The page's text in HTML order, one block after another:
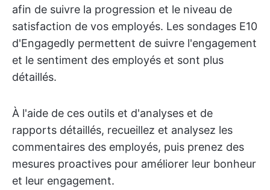
afin de suivre la progression et le niveau de
satisfaction de vos employés. Les sondages E10
d'Engagedly permettent de suivre l'engagement
et le sentiment des employés et sont plus
détaillés.
À l'aide de ces outils et d'analyses et de
rapports détaillés, recueillez et analysez les
commentaires des employés, puis prenez des
mesures proactives pour améliorer leur bonheur
et leur engagement.